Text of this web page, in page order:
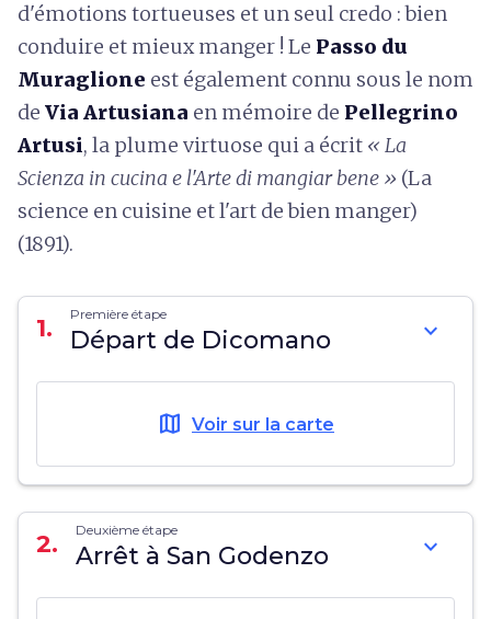
d'émotions tortueuses et un seul credo : bien
conduire et mieux manger ! Le Passo du
Muraglione est également connu sous le nom
de Via Artusiana en mémoire de Pellegrino
Artusi, la plume virtuose qui a écrit « La
Scienza in cucina e l'Arte di mangiar bene » (La
science en cuisine et l'art de bien manger)
(1891).
1. Première étape
Départ de Dicomano expand_more
map Voir sur la carte
2. Deuxième étape
Arrêt à San Godenzo expand_more